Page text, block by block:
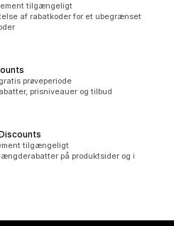
tilgængeligt
af rabatkoder for et ubegrænset
prøveperiode
prisniveauer og tilbud
tilgængeligt
på produktsider og i